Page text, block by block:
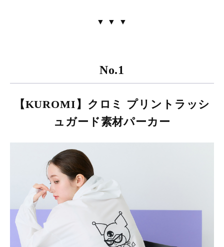
▼ ▼ ▼
No.1
【KUROMI】クロミ プリントラッシ
ュガード素材パーカー